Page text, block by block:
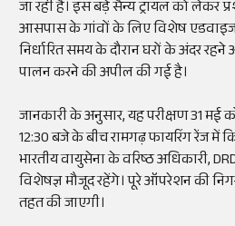
जा रही है। इस बड़े सैन्य ट्रायल को लेकर
आसपास के गांवों के लिए विशेष
निर्धारित समय के दौरान घरों के अंदर
पालन करने की अपील की गई है।
जानकारी के अनुसार, यह परीक्षण 31 मई
12:30 बजे के बीच रामगढ़ फायरिंग रेंज में
भारतीय वायुसेना के वरिष्ठ अधिकारी,
विशेषज्ञ मौजूद रहेंगे। पूरे ऑपरेशन की
तहत की जाएगी।